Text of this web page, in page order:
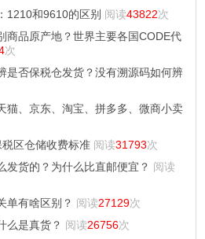
1210和9610的区别 阅读43822次
商品原产地？世界主要各国CODE代
次
是否保税仓发货？没有溯源码如何辨
猫、京东、淘宝、拼多多、微商小卖
区仓储收费标准阅读31793次
发货的？为什么比直邮便宜？ 阅读
单有啥区别？ 阅读27129次
么是真货？ 阅读26756次